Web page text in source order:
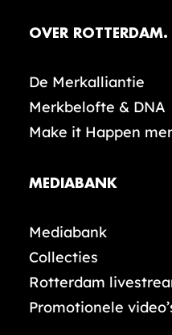
OVER
De Merkalliantie
Merkbelofte & DNA
Make it Happen
MEDIABANK
Mediabank
Collecties
Rotterdam
Promotionele